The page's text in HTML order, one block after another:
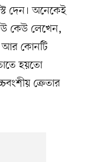
দেন। অনেকেই
কেউ লেখেন,
আর কোনটি
হয়তো
ক্রেতার